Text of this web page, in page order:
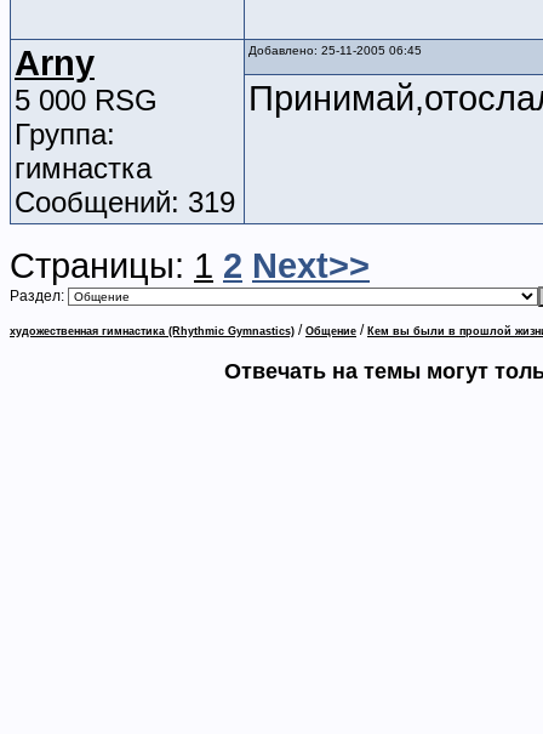
Arny
5 000 RSG
Группа:
гимнастка
Сообщений: 319
Добавлено: 25-11-2005 06:45
Страницы: 1 2 Next>>
Раздел:
художественная гимнастика (Rhythmic Gymnastics) / Общение / Кем вы были в прошлой
Отвечать на темы могут